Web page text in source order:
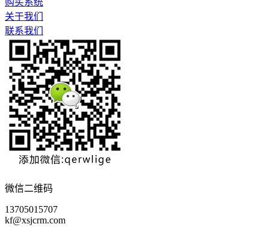
购买系统
关于我们
联系我们
微信二维码
13705015707
kf@xsjcrm.com